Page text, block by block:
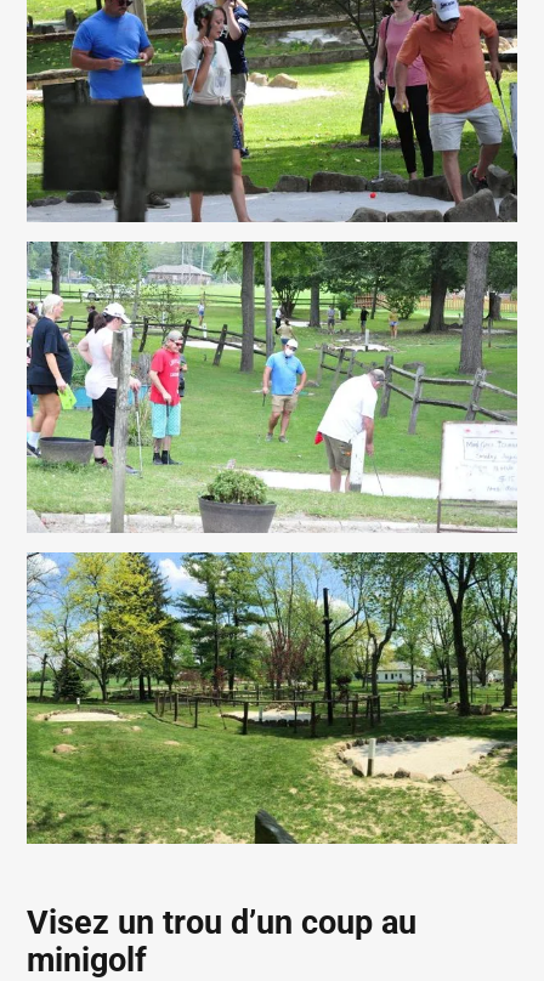
Visez un trou d’un coup au
minigolf